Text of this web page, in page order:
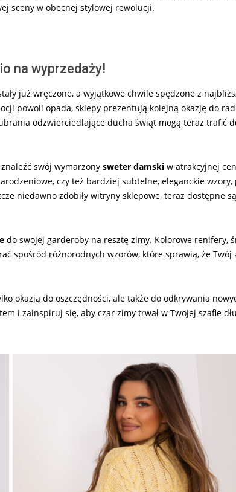
sceny w obecnej stylowej rewolucji.
na wyprzedaży!
już wręczone, a wyjątkowe chwile spędzone z
powoli opada, sklepy prezentują kolejną okazję do
odzwierciedlające ducha świąt mogą teraz trafić
swój wymarzony sweter damski w atrakcyjnej
czy też bardziej subtelne, eleganckie wzory,
niedawno zdobiły witryny sklepowe, teraz dostępne
do swojej garderoby na resztę zimy. Kolorowe renifery,
spośród różnorodnych wzorów, które sprawią, że Twój
okazją do oszczędności, ale także do odkrywania
i zainspiruj się, aby czar zimy trwał w Twojej szafie